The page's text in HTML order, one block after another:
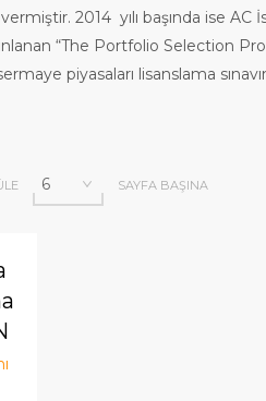
2014 yılı başında ise AC
“The Portfolio Selection
sermaye piyasaları lisanslama
SAYFA BAŞINA